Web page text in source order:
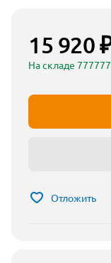
15 920
На складе
Отложить